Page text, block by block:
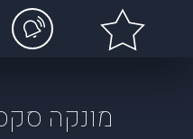
מונקה